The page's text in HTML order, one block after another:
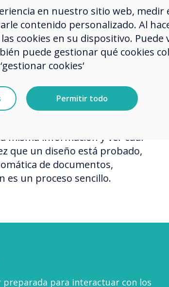
SL-V2 / PRO V4 / PICO
de usar y crear nuevas
misma información y ver cuál
que un diseño está probado,
de documentos,
es un proceso sencillo.
para interactuar con los
en nuestro sitio web, medir
contenido personalizado. Al
cookies en su dispositivo. Puede
puede gestionar qué cookies
cookies‘
Permitir todo